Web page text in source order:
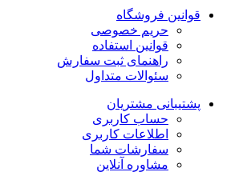
قوانین فروشگاه
حریم خصوصی
قوانین استفاده
راهنمای ثبت سفارش
سئوالات متداول
پشتیبانی مشتریان
حساب کاربری
اطلاعات کاربری
سفارشات شما
مشاوره آنلاین